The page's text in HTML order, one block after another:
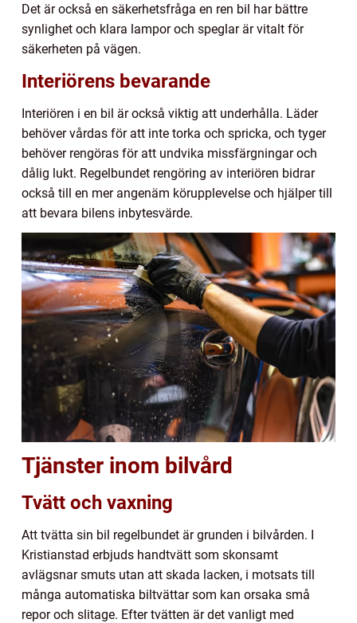
Det är också en säkerhetsfråga en ren bil har bättre
synlighet och klara lampor och speglar är vitalt för
säkerheten på vägen.
Interiörens bevarande
Interiören i en bil är också viktig att underhålla. Läder
behöver vårdas för att inte torka och spricka, och tyger
behöver rengöras för att undvika missfärgningar och
dålig lukt. Regelbundet rengöring av interiören bidrar
också till en mer angenäm körupplevelse och hjälper till
att bevara bilens inbytesvärde.
Tjänster inom bilvård
Tvätt och vaxning
Att tvätta sin bil regelbundet är grunden i bilvården. I
Kristianstad erbjuds handtvätt som skonsamt
avlägsnar smuts utan att skada lacken, i motsats till
många automatiska biltvättar som kan orsaka små
repor och slitage. Efter tvätten är det vanligt med